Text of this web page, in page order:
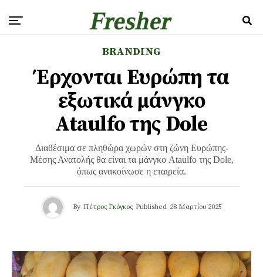
BRANDING
Έρχονται Ευρώπη τα
εξωτικά μάνγκο
Ataulfo της Dole
Διαθέσιμα σε πληθώρα χωρών στη ζώνη Ευρώπης-
Μέσης Ανατολής θα είναι τα μάνγκο Ataulfo της Dole,
όπως ανακοίνωσε η εταιρεία.
By Πέτρος Γκόγκος Published 28 Μαρτίου 2025